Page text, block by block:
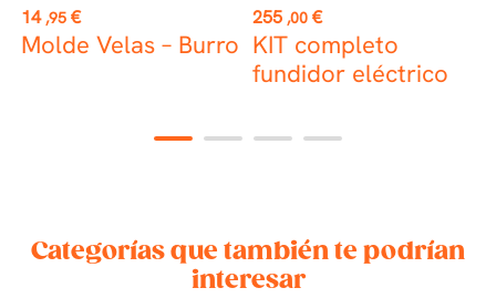
Precio
14 ,95 €
Molde Velas – Burro
Precio
255 ,00 €
KIT completo
fundidor eléctrico
1 2 3 4
Categorías que también te podrían
interesar